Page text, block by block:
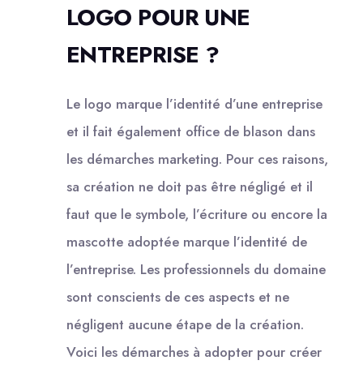
LOGO POUR UNE
ENTREPRISE ?
Le logo marque l’identité d’une entreprise
et il fait également office de blason dans
les démarches marketing. Pour ces raisons,
sa création ne doit pas être négligé et il
faut que le symbole, l’écriture ou encore la
mascotte adoptée marque l’identité de
l’entreprise. Les professionnels du domaine
sont conscients de ces aspects et ne
négligent aucune étape de la création.
Voici les démarches à adopter pour créer